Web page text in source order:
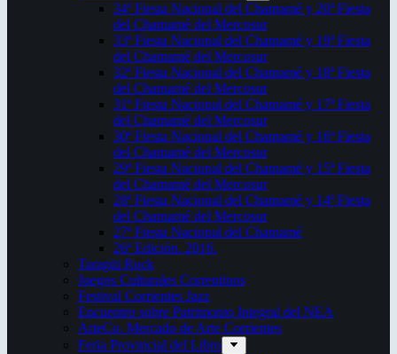
34ª Fiesta Nacional del Chamamé y 20ª Fiesta
del Chamamé del Mercosur
33ª Fiesta Nacional del Chamamé y 19ª Fiesta
del Chamamé del Mercosur
32ª Fiesta Nacional del Chamamé y 18ª Fiesta
del Chamamé del Mercosur
31ª Fiesta Nacional del Chamamé y 17ª Fiesta
del Chamamé del Mercosur
30ª Fiesta Nacional del Chamamé y 16ª Fiesta
del Chamamé del Mercosur
29ª Fiesta Nacional del Chamamé y 15ª Fiesta
del Chamamé del Mercosur
28ª Fiesta Nacional del Chamamé y 14ª Fiesta
del Chamamé del Mercosur
27ª Fiesta Nacional del Chamamé
26ª Edición. 2016.
Taragüi Rock
Juegos Culturales Correntinos
Festival Corrientes Jazz
Encuentro sobre Patrimonio Integral del NEA
ArteCo. Mercado de Arte Corrientes
Feria Provincial del Libro